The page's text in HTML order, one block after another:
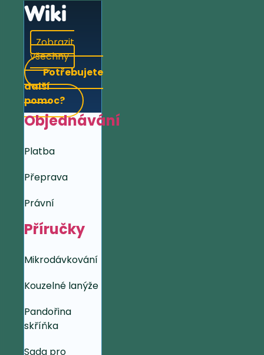
Wiki
Zobrazit
všechny
Potřebujete
další
pomoc?
Objednávání
Platba
Přeprava
Právní
Příručky
Mikrodávkování
Kouzelné lanýže
Pandořina
skříňka
Sada pro